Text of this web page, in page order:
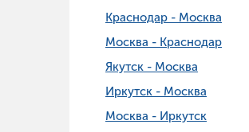
Краснодар - Москва
Москва - Краснодар
Якутск - Москва
Иркутск - Москва
Москва - Иркутск